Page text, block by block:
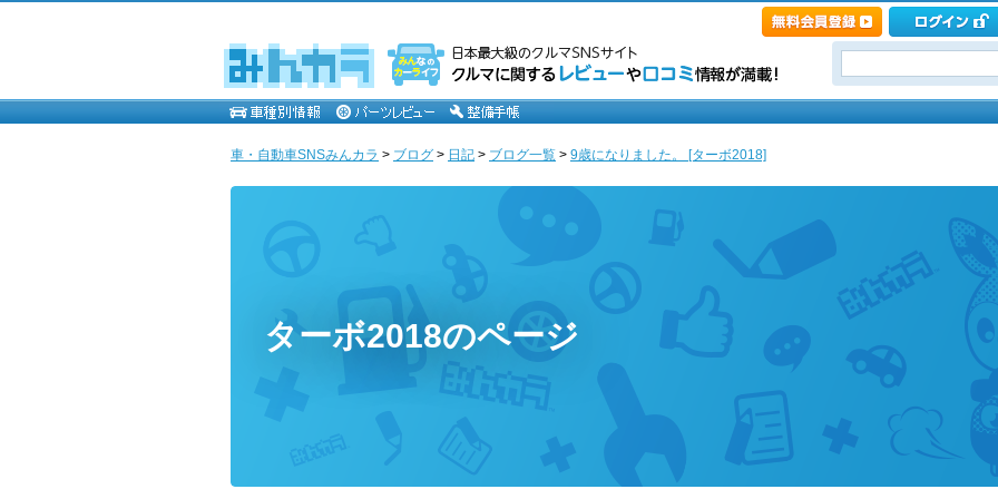
車・自動車SNSみんカラ > ブログ > 日記 > ブログ一覧 > 9歳になりました。 [ターボ2018]
ターボ2018のページ